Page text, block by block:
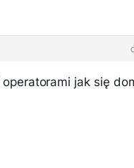
jak się